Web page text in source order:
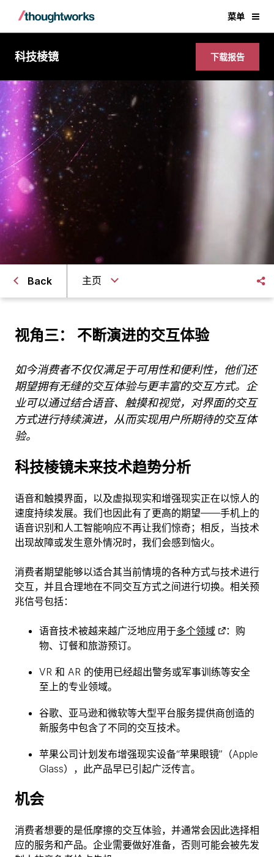
菜单
科技棱镜 下载报告
Back 主页
视角三： 不断演进的交互体验
如今消费者不仅仅满足于可用性和便利性，他们还
期望拥有无缝的交互体验与更丰富的交互方式。企
业可以通过结合语音、触摸和视觉，对界面的交互
方式进行持续演进，从而实现用户所期待的交互体
验。
科技棱镜未来技术趋势分析
语音和触摸界面，以及虚拟现实和增强现实正在以惊人的
速度持续发展。我们也因此有了更高的期望——手机上的
语音识别和人工智能响应不再让我们惊奇；相反，当技术
出现故障或发生意外情况时，我们会感到恼火。
消费者期望能够以适合其当前情境的各种方式与技术进行
交互，并且合理地在不同交互方式之间进行切换。相关预
兆信号包括：
语音技术被越来越广泛地应用于多个领域
：购
物、订餐和旅游预订。
VR 和 AR 的使用已经超出警务或军事训练等安全
至上的专业领域。
谷歌、亚马逊和微软等大型平台服务提供商创造的
新服务中包含了不同的交互技术。
苹果公司计划发布增强现实设备“苹果眼镜”（Apple
Glass），此产品早已引起广泛传言。
机会
消费者想要的是低摩擦的交互体验，并通常会因此选择相
应的服务和产品。企业需要做好准备，否则可能会被先发